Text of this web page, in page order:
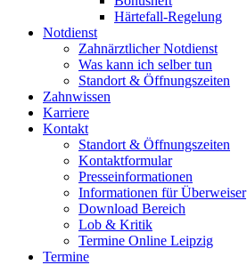
Härtefall-Regelung
Notdienst
Zahnärztlicher Notdienst
Was kann ich selber tun
Standort & Öffnungszeiten
Zahnwissen
Karriere
Kontakt
Standort & Öffnungszeiten
Kontaktformular
Presseinformationen
Informationen für Überweiser
Download Bereich
Lob & Kritik
Termine Online Leipzig
Termine